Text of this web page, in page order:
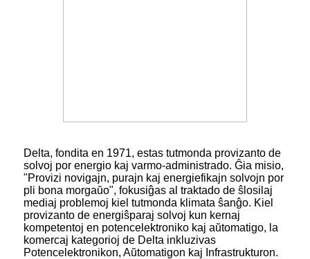
Delta, fondita en 1971, estas tutmonda provizanto de
solvoj por energio kaj varmo-administrado. Ĝia misio,
"Provizi novigajn, purajn kaj energiefikajn solvojn por
pli bona morgaŭo", fokusiĝas al traktado de ŝlosilaj
mediaj problemoj kiel tutmonda klimata ŝanĝo. Kiel
provizanto de energiŝparaj solvoj kun kernaj
kompetentoj en potencelektroniko kaj aŭtomatigo, la
komercaj kategorioj de Delta inkluzivas
Potencelektronikon, Aŭtomatigon kaj Infrastrukturon.